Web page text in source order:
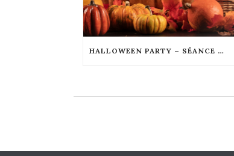
HALLOWEEN PARTY – SÉANCE EN ÉDITION LIMITÉE – OCTOBRE 2024